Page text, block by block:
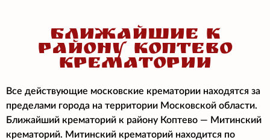
БЛИЖАЙШИЕ К
РАЙОНУ КОПТЕВО
КРЕМАТОРИИ
Все действующие московские крематории находятся за
пределами города на территории Московской области.
Ближайший крематорий к району Коптево — Митинский
крематорий. Митинский крематорий находится по